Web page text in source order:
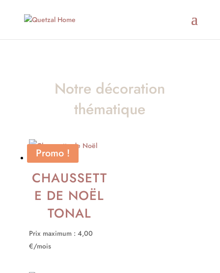
Notre décoration
thématique
CHAUSSETT
E DE NOËL
TONAL
Prix maximum : 4,00
€/mois
Promo !